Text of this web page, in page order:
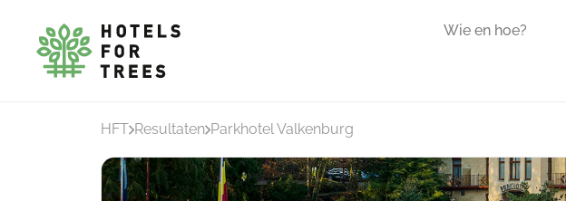
Wie en hoe?
HFT Resultaten Parkhotel Valkenburg